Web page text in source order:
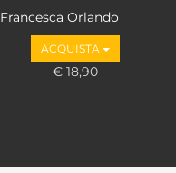
Francesca Orlando
(NOLA)
ACQUISTA
€ 18,90